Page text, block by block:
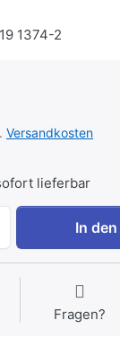
1374-2
Versandkosten
lieferbar
In
Fragen?